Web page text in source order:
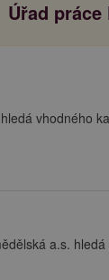
Úřad
vhodného
a.s.